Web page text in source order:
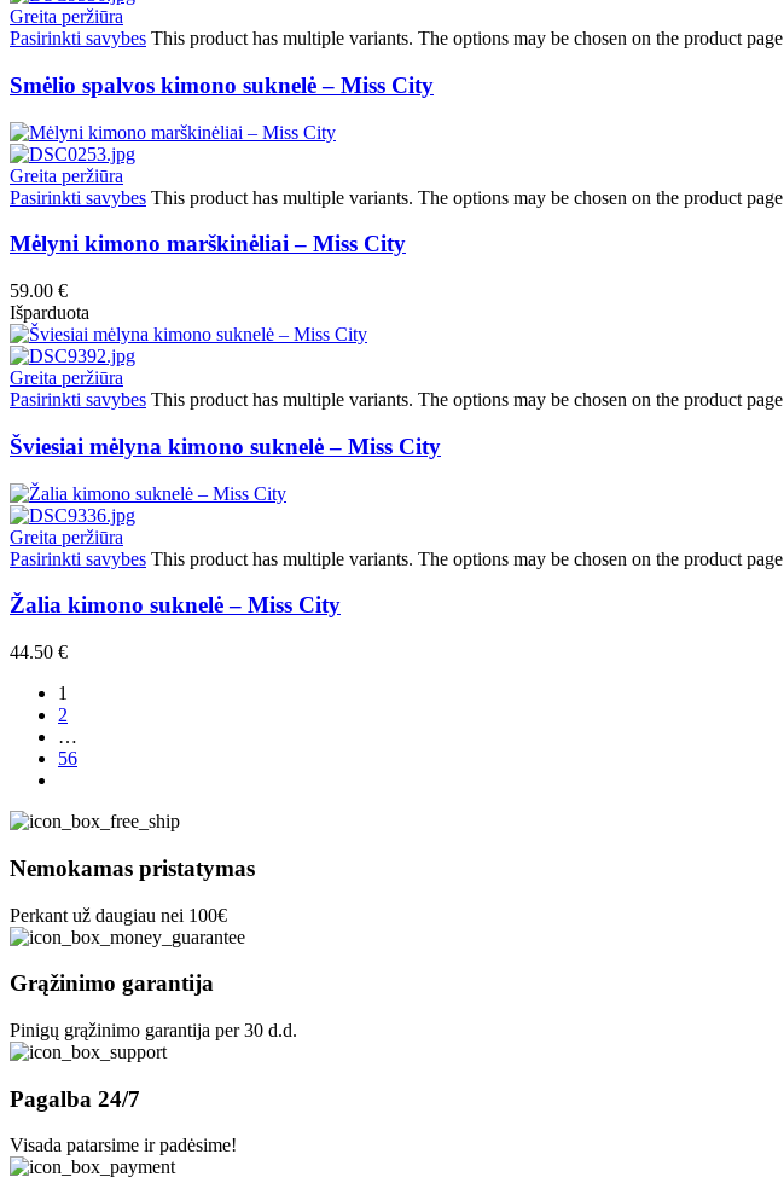
Greita peržiūra
Pasirinkti savybes This product has multiple variants. The options may be chosen on the product page
Smėlio spalvos kimono suknelė – Miss City
Greita peržiūra
Pasirinkti savybes This product has multiple variants. The options may be chosen on the product page
Mėlyni kimono marškinėliai – Miss City
59.00 €
Išparduota
Greita peržiūra
Pasirinkti savybes This product has multiple variants. The options may be chosen on the product page
Šviesiai mėlyna kimono suknelė – Miss City
Greita peržiūra
Pasirinkti savybes This product has multiple variants. The options may be chosen on the product page
Žalia kimono suknelė – Miss City
44.50 €
1
2
…
56
Nemokamas pristatymas
Perkant už daugiau nei 100€
Grąžinimo garantija
Pinigų grąžinimo garantija per 30 d.d.
Pagalba 24/7
Visada patarsime ir padėsime!